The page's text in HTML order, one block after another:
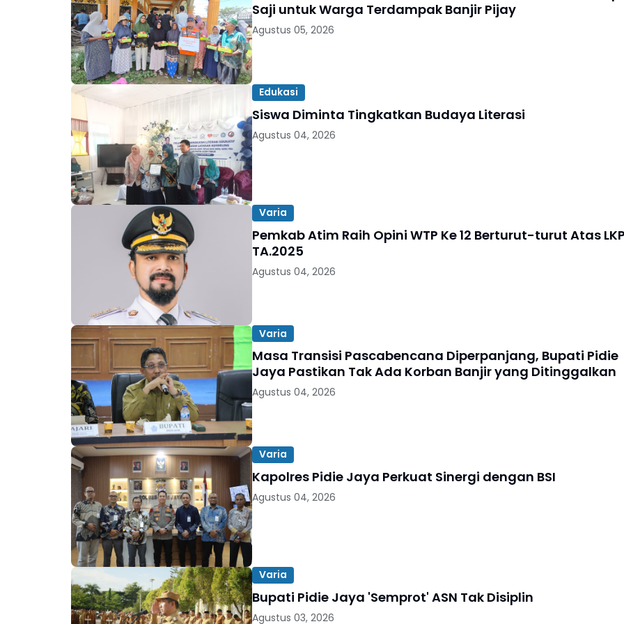
Saji untuk Warga Terdampak Banjir Pijay
Agustus 05, 2026
Edukasi
Siswa Diminta Tingkatkan Budaya Literasi
Agustus 04, 2026
Varia
Pemkab Atim Raih Opini WTP Ke 12 Berturut-turut Atas
TA.2025
Agustus 04, 2026
Varia
Masa Transisi Pascabencana Diperpanjang, Bupati Pidie
Jaya Pastikan Tak Ada Korban Banjir yang Ditinggalkan
Agustus 04, 2026
Varia
Kapolres Pidie Jaya Perkuat Sinergi dengan BSI
Agustus 04, 2026
Varia
Bupati Pidie Jaya 'Semprot' ASN Tak Disiplin
Agustus 03, 2026